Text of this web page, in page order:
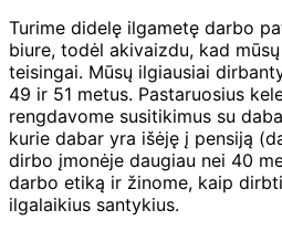
Turime didelę ilgametę darbo
biure, todėl akivaizdu, kad
teisingai. Mūsų ilgiausiai
49 ir ​​51 metus. Pastaruosius
rengdavome susitikimus su
kurie dabar yra išėję į pensiją
dirbo įmonėje daugiau nei 40
darbo etiką ir žinome, kaip
ilgalaikius santykius.